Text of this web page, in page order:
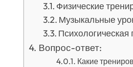
Физические
Музыкальные
Психологическая
Вопрос-ответ:
Какие